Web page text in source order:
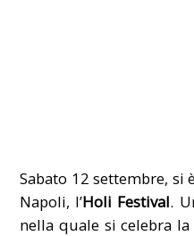
Sabato 12 settembre, si
Napoli, l’Holi Festival.
nella quale si celebra